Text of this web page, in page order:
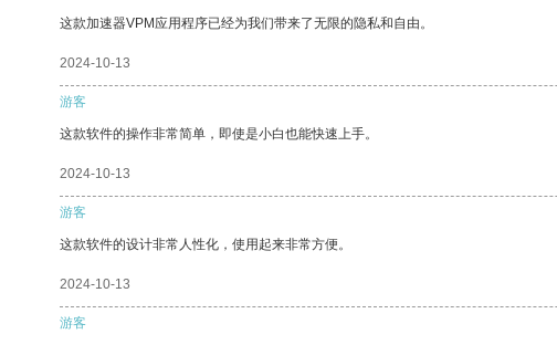
这款加速器VPM应用程序已经为我们带来了无限的隐私和自由。
2024-10-13
游客
这款软件的操作非常简单，即使是小白也能快速上手。
2024-10-13
游客
这款软件的设计非常人性化，使用起来非常方便。
2024-10-13
游客